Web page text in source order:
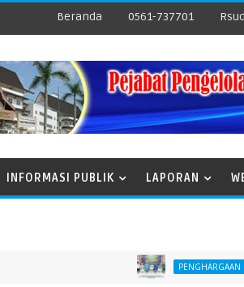
Beranda 0561-737701
INFORMASI PUBLIK LAPORAN
PENGHARGAAN